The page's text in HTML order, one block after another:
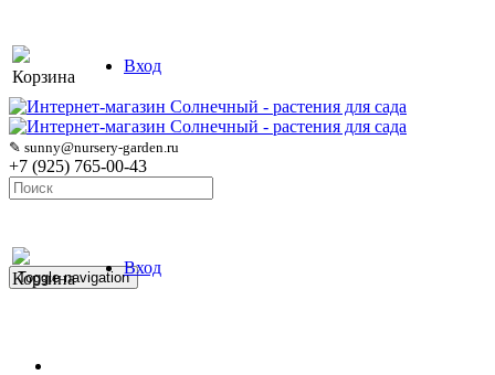
Корзина
Вход
✎ sunny@nursery-garden.ru
+7 (925) 765-00-43
Корзина
Вход
Toggle navigation